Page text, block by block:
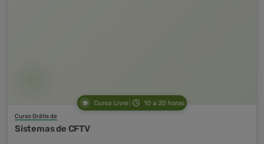
Curso Livre 10 a 20 horas
Curso Grátis de
Sistemas de CFTV